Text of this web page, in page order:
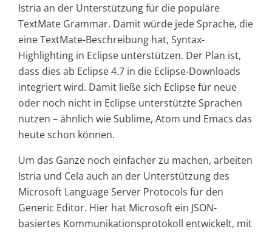
Istria an der Unterstützung für die populäre
TextMate Grammar. Damit würde jede Sprache, die
eine TextMate-Beschreibung hat, Syntax-
Highlighting in Eclipse unterstützen. Der Plan ist,
dass dies ab Eclipse 4.7 in die Eclipse-Downloads
integriert wird. Damit ließe sich Eclipse für neue
oder noch nicht in Eclipse unterstützte Sprachen
nutzen – ähnlich wie Sublime, Atom und Emacs das
heute schon können.
Um das Ganze noch einfacher zu machen, arbeiten
Istria und Cela auch an der Unterstützung des
Microsoft Language Server Protocols für den
Generic Editor. Hier hat Microsoft ein JSON-
basiertes Kommunikationsprotokoll entwickelt, mit